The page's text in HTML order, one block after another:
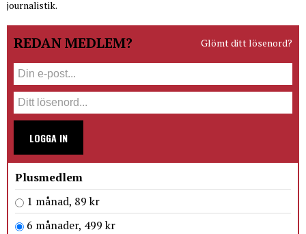
journalistik.
REDAN MEDLEM? Glömt ditt lösenord?
LOGGA IN
Plusmedlem
1 månad, 89 kr
6 månader, 499 kr